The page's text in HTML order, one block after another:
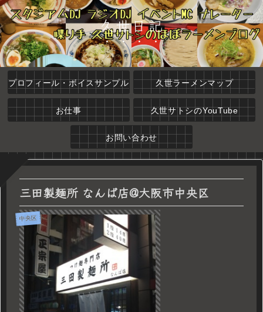
久世日記
プロフィール・ボイスサンプル 久世ラーメンマップ
お仕事 久世サトシのYouTube
お問い合わせ
三田製麺所 なんば店@大阪市中央区
中央区